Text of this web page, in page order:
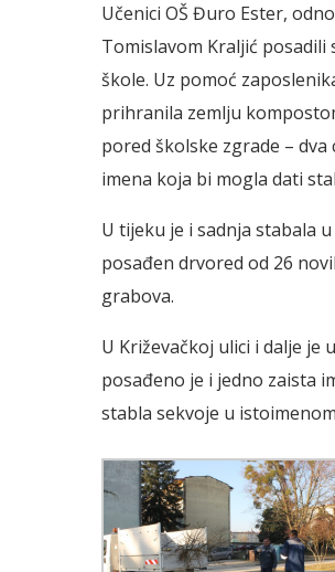
Učenici OŠ Đuro Ester,
Tomislavom Kraljić
škole. Uz pomoć
prihranila zemlju
pored školske zgrade –
imena koja bi mogla dati
U tijeku je i sadnja stabala
posađen drvored od 26
grabova.
U Križevačkoj ulici i dalje je
posađeno je i jedno zaista
stabla sekvoje u